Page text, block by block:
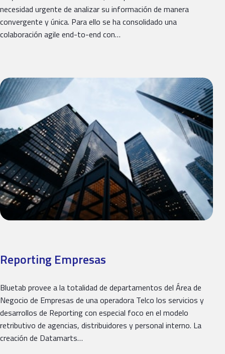
necesidad urgente de analizar su información de manera
convergente y única. Para ello se ha consolidado una
colaboración agile end-to-end con…
Reporting Empresas
Bluetab provee a la totalidad de departamentos del Área de
Negocio de Empresas de una operadora Telco los servicios y
desarrollos de Reporting con especial foco en el modelo
retributivo de agencias, distribuidores y personal interno. La
creación de Datamarts…